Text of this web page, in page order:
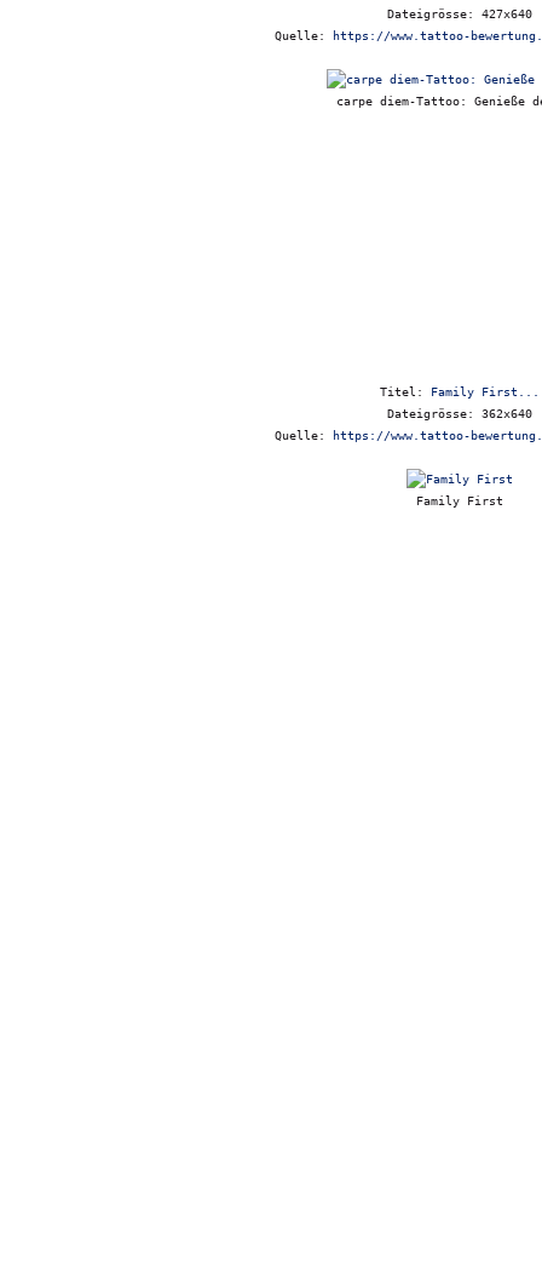
Dateigrösse: 427x640
Quelle: https://www.tattoo-
carpe diem-Tattoo: Genieße
Titel: Family First...
Dateigrösse: 362x640
Quelle: https://www.tattoo-
Family First